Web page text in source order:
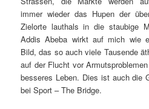
immer wieder das Hupen der
Zielorte lauthals in die staubige
Addis Abeba wirkt auf mich wie
Bild, das so auch viele Tausende
auf der Flucht vor
besseres Leben. Dies ist auch die
bei Sport – The Bridge.